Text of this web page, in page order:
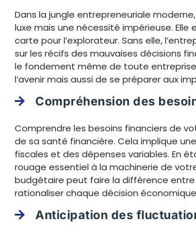
Dans la jungle entrepreneuriale
luxe mais une nécessité impérieuse.
carte pour l’explorateur. Sans elle,
sur les récifs des mauvaises décisions
le fondement même de toute
l’avenir mais aussi de se préparer aux
Compréhension des
Comprendre les besoins financiers de
de sa santé financière. Cela implique
fiscales et des dépenses variables. En
rouage essentiel à la machinerie de
budgétaire peut faire la différence
rationaliser chaque décision
Anticipation des